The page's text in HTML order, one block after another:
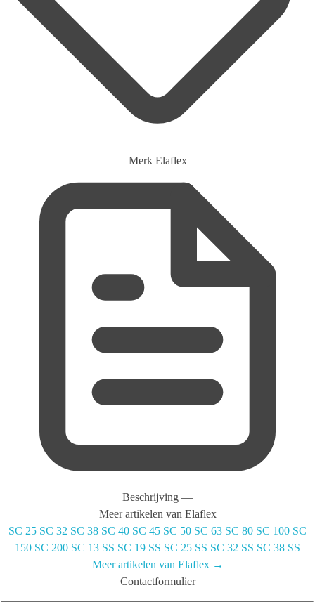
Merk Elaflex
Beschrijving —
Meer artikelen van Elaflex
SC 25 SC 32 SC 38 SC 40 SC 45 SC 50 SC 63 SC 80 SC 100 SC
150 SC 200 SC 13 SS SC 19 SS SC 25 SS SC 32 SS SC 38 SS
Meer artikelen van Elaflex →
Contactformulier